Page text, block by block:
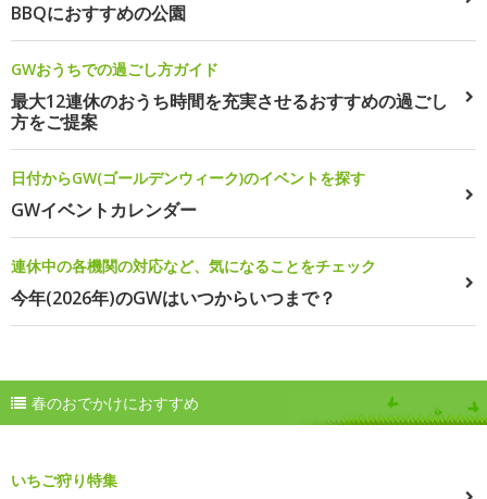
BBQにおすすめの公園
GWおうちでの過ごし方ガイド
最大12連休のおうち時間を充実させるおすすめの過ごし
方をご提案
日付からGW(ゴールデンウィーク)のイベントを探す
GWイベントカレンダー
連休中の各機関の対応など、気になることをチェック
今年(2026年)のGWはいつからいつまで？
春のおでかけにおすすめ
いちご狩り特集